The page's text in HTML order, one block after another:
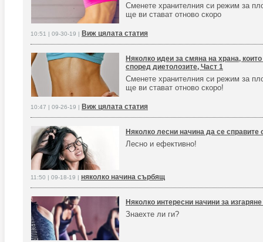
Сменете хранителния си режим за
ще ви стават отново скоро
10:51 | 09-30-19 | Виж цялата статия
Няколко идеи за смяна на храна,
според диетолозите, Част 1
Сменете хранителния си режим за
ще ви стават отново скоро!
10:47 | 09-26-19 | Виж цялата статия
Няколко лесни начина да се
Лесно и ефективно!
11:50 | 09-18-19 | няколко начина сърбящ
Няколко интересни начини за
Знаехте ли ги?